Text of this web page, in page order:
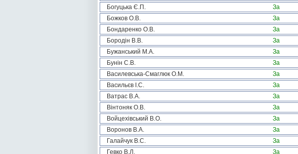
Богуцька Є.П.
За
Божков О.В.
За
Бондаренко О.В.
За
Бородін В.В.
За
Бужанський М.А.
За
Бунін С.В.
За
Василевська-Смаглюк О.М.
За
Васильєв І.С.
За
Ватрас В.А.
За
Вінтоняк О.В.
За
Войцехівський В.О.
За
Воронов В.А.
За
Галайчук В.С.
За
Гевко В.Л.
За